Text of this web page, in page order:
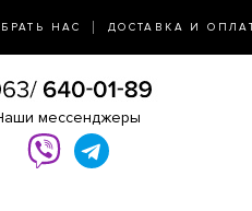
НАС ДОСТАВКА И
мессенджеры